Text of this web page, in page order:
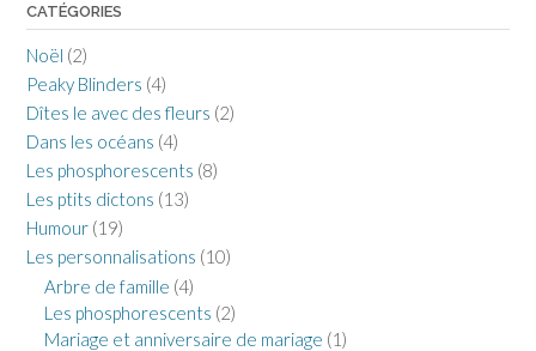
CATÉGORIES
Noël (2)
Peaky Blinders (4)
Dîtes le avec des fleurs (2)
Dans les océans (4)
Les phosphorescents (8)
Les ptits dictons (13)
Humour (19)
Les personnalisations (10)
Arbre de famille (4)
Les phosphorescents (2)
Mariage et anniversaire de mariage (1)